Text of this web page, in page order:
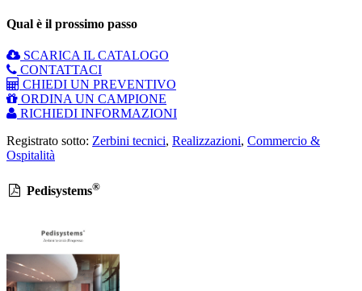
Qual è il prossimo passo
SCARICA IL CATALOGO
CONTATTACI
CHIEDI UN PREVENTIVO
ORDINA UN CAMPIONE
RICHIEDI INFORMAZIONI
Registrato sotto: Zerbini tecnici, Realizzazioni, Commercio &
Ospitalità
Pedisystems®